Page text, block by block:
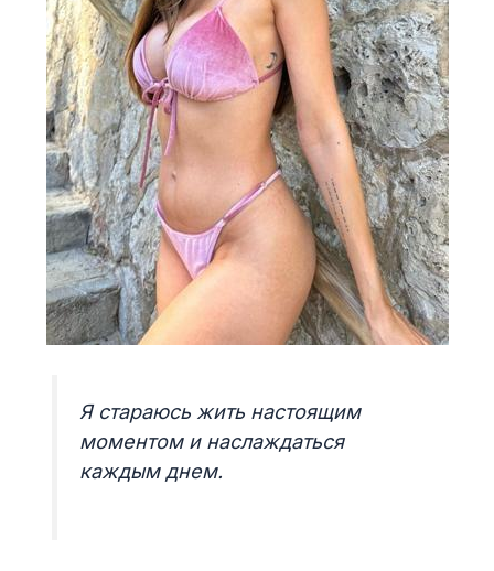
Я стараюсь жить настоящим
моментом и наслаждаться
каждым днем.